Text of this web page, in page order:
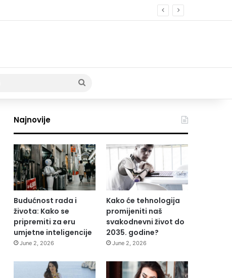
Pretraži
Najnovije
Budućnost rada i
života: Kako se
pripremiti za eru
umjetne inteligencije
June 2, 2026
Kako će tehnologija
promijeniti naš
svakodnevni život do
2035. godine?
June 2, 2026